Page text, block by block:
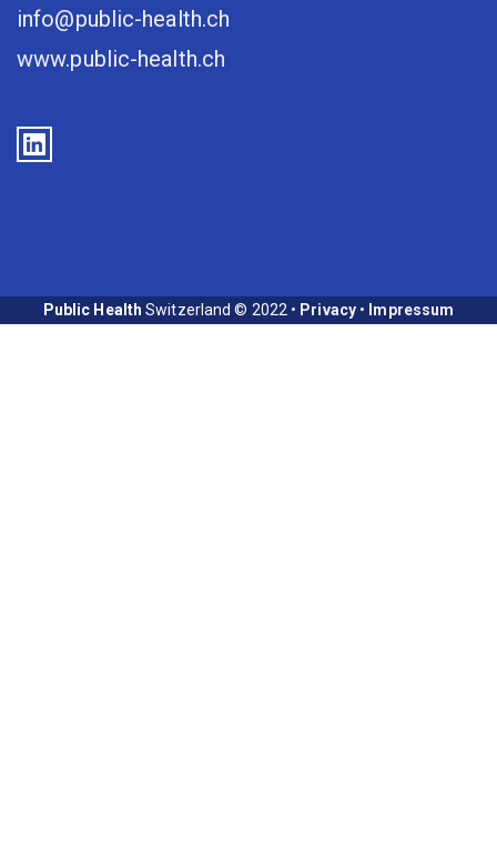
info@public-health.ch
www.public-health.ch
Public Health Switzerland © 2022 • Privacy • Impressum